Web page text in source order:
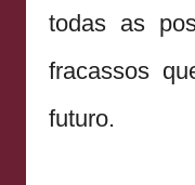
todas as
fracassos
futuro.